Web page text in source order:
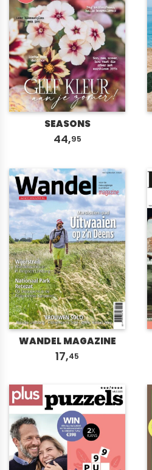
SEASONS
44,95
WANDEL MAGAZINE
17,45